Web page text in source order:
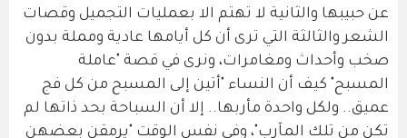
عن حبيبها والثانية لا تهتم الا بعمليات التجميل وقصات
الشعر والثالثة التي ترى أن كل أيامها عادية ومملة بدون
صخب وأحداث ومغامرات، ونرى في قصة "عاملة
المسبح" كيف أن النساء "أتين إلى المسبح من كل فج
عميق.. ولكل واحدة مأربها.. إلا أن السباحة بحد ذاتها لم
تكن من تلك المآرب"، وفي نفس الوقت "يرمقن بعضهن